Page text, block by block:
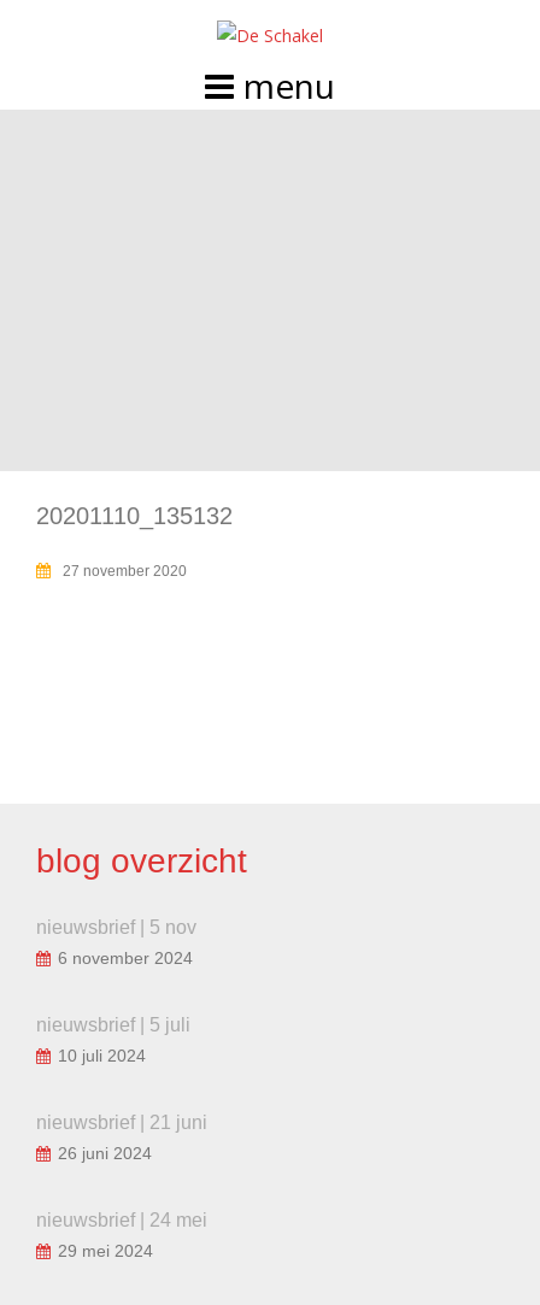
20201110_135132
27 november 2020
blog overzicht
nieuwsbrief | 5 nov
6 november 2024
nieuwsbrief | 5 juli
10 juli 2024
nieuwsbrief | 21 juni
26 juni 2024
nieuwsbrief | 24 mei
29 mei 2024